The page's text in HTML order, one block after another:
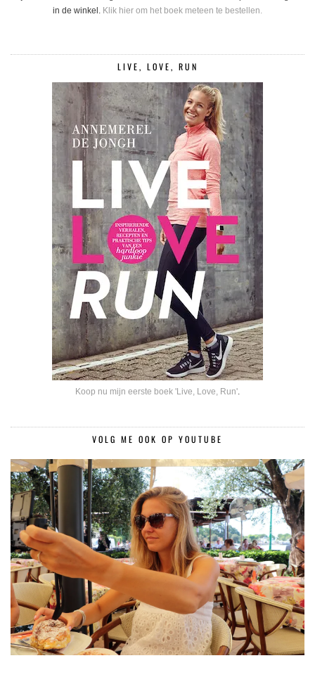
in de winkel. Klik hier om het boek meteen te bestellen.
LIVE, LOVE, RUN
Koop nu mijn eerste boek 'Live, Love, Run'.
VOLG ME OOK OP YOUTUBE